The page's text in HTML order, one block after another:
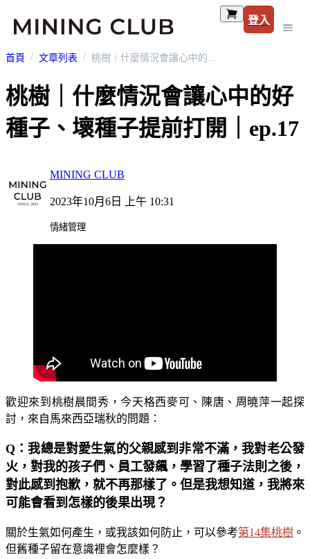
登入
首頁 文章列表 桃樹｜什麼情況會讓心中的好種子、壞種子提前打開｜ep.17
桃樹｜什麼情況會讓心中的好
種子、壞種子提前打開｜ep.17
MINING CLUB
2023年10月6日 上午 10:31
情緒管理
歡迎來到桃樹晨間秀，今天格西麥可、陳唐、周曉萍一起探
討，來自馬來西亞瑞秋的問題：
Q：我總是對愛生氣的父親感到非常不滿，我對老公發
火，對我的孩子們、員工發飆，學習了種子法則之後，
對此感到抱歉，就不再那樣了。但是我想知道，我將來
可能會看到怎樣的後果出現？
關於生氣如何產生，或我該如何防止，可以參考第14集桃樹 。
但舊種子留在意識裡會怎麼樣？